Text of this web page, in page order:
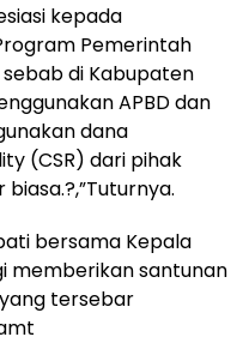
kepada
Pemerintah
di Kabupaten
APBD dan
dana
(CSR) dari pihak
bersama Kepala
memberikan santunan
tersebar